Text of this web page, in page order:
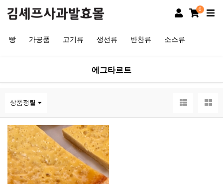
0
빵 가공품 고기류 생선류 반찬류 소스류
에그타르트
상품정렬